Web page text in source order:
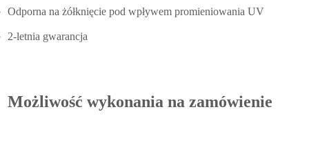
Odporna na żółknięcie pod wpływem promieniowania UV
2-letnia gwarancja
Możliwość wykonania na zamówienie